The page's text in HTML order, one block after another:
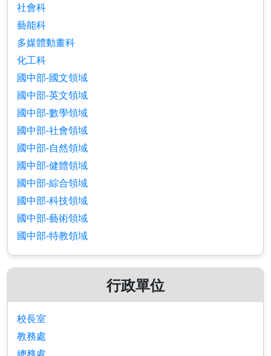
社會科
藝能科
多媒體動畫科
化工科
國中部-國文領域
國中部-英文領域
國中部-數學領域
國中部-社會領域
國中部-自然領域
國中部-健體領域
國中部-綜合領域
國中部-科技領域
國中部-藝術領域
國中部-特教領域
行政單位
校長室
教務處